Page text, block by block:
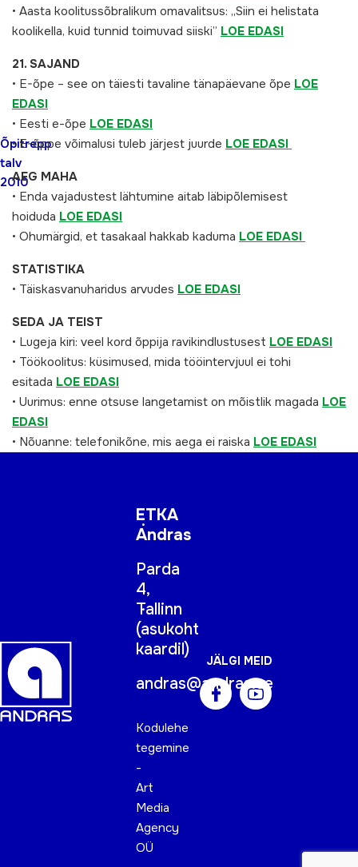
Õpitrepp
talv
2010
• Aasta koolitussõbralikum omavalitsus: „Siin ei helistata
koolikella, kuid tunnid toimuvad siiski” LOE EDASI
21. SAJAND
• E-õpe – see on täiesti tavaline tänapäevane õpe LOE
EDASI
• Eesti e-õpe LOE EDASI
• E-õppe võimalusi tuleb järjest juurde LOE EDASI
AEG MAHA
• Enda vajadustest lähtumine aitab läbipõlemisest
hoiduda LOE EDASI
• Ohumärgid, et tasakaal hakkab kaduma LOE EDASI
STATISTIKA
• Täiskasvanuharidus arvudes LOE EDASI
SEDA JA TEIST
• Lugeja kiri: veel kord õppija ravikindlustusest LOE EDASI
• Töökoolitus: küsimused, mida tööintervjuul ei tohi
esitada LOE EDASI
• Uurimus: enne otsuse langetamist on mõistlik magada LOE
EDASI
• Nõuanne: telefonikõne, mis aega ei raiska LOE EDASI
ETKA
Andras
Parda
4,
Tallinn
(asukoht
kaardil)
andras@andras.ee
Kodulehe
tegemine
-
Art
Media
Agency
OÜ
JÄLGI MEID